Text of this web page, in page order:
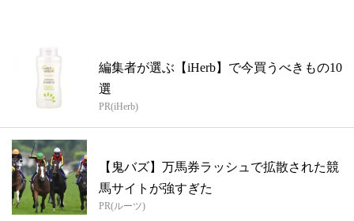
編集者が選ぶ【iHerb】で今買うべきもの10
選
PR(iHerb)
【鬼バズ】万馬券ラッシュで拡散された競
馬サイトが強すぎた
PR(ルーツ)